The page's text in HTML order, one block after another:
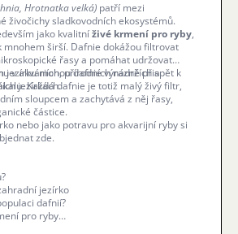
Hrotnatka velká) patří mezi
živočichy sladkovodních ekosystémů.
jako kvalitníživé krmení pro ryby,
mnohem širší. Dafnie dokážou filtrovat
řasy a pomáhat udržovat
v akváriích, přírodních nádržích a
jezírkách.
jezírku mohou dafnie výrazně přispět k
Každá dafnie je totiž malý živý filtr,
sloupcem a zachytává z něj řasy,
částice.
nebo jako potravu pro akvarijní ryby si
zde.
jezírko
dafnií?
pro ryby